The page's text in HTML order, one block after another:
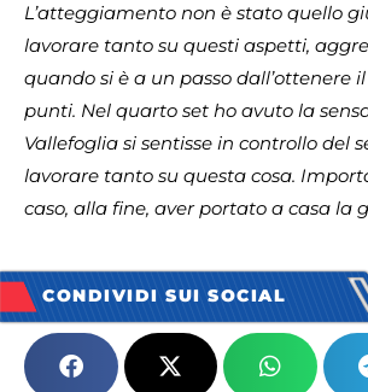
L’atteggiamento non è stato quello
lavorare tanto su questi aspetti,
quando si è a un passo dall’ottenere
punti. Nel quarto set ho avuto la
Vallefoglia si sentisse in controllo del
lavorare tanto su questa cosa.
caso, alla fine, aver portato a casa la
CONDIVIDI SUI SOCIAL